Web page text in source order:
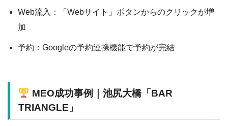
Web流入：「Webサイト」ボタンからのクリックが増
加
予約：Googleの予約連携機能で予約が完結
MEO成功事例｜池尻大橋「BAR
TRIANGLE」